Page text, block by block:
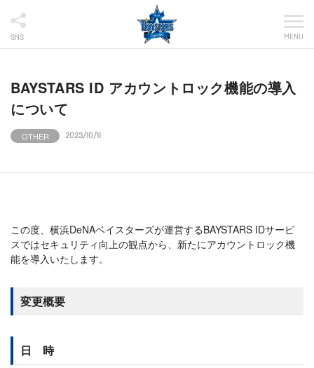
SNS MENU
BAYSTARS ID アカウントロック機能の導入
について
OTHER 2023/10/11
この度、横浜DeNAベイスターズが運営するBAYSTARS IDサービ
スではセキュリティ向上の観点から、新たにアカウントロック機
能を導入いたします。
変更概要
日 時